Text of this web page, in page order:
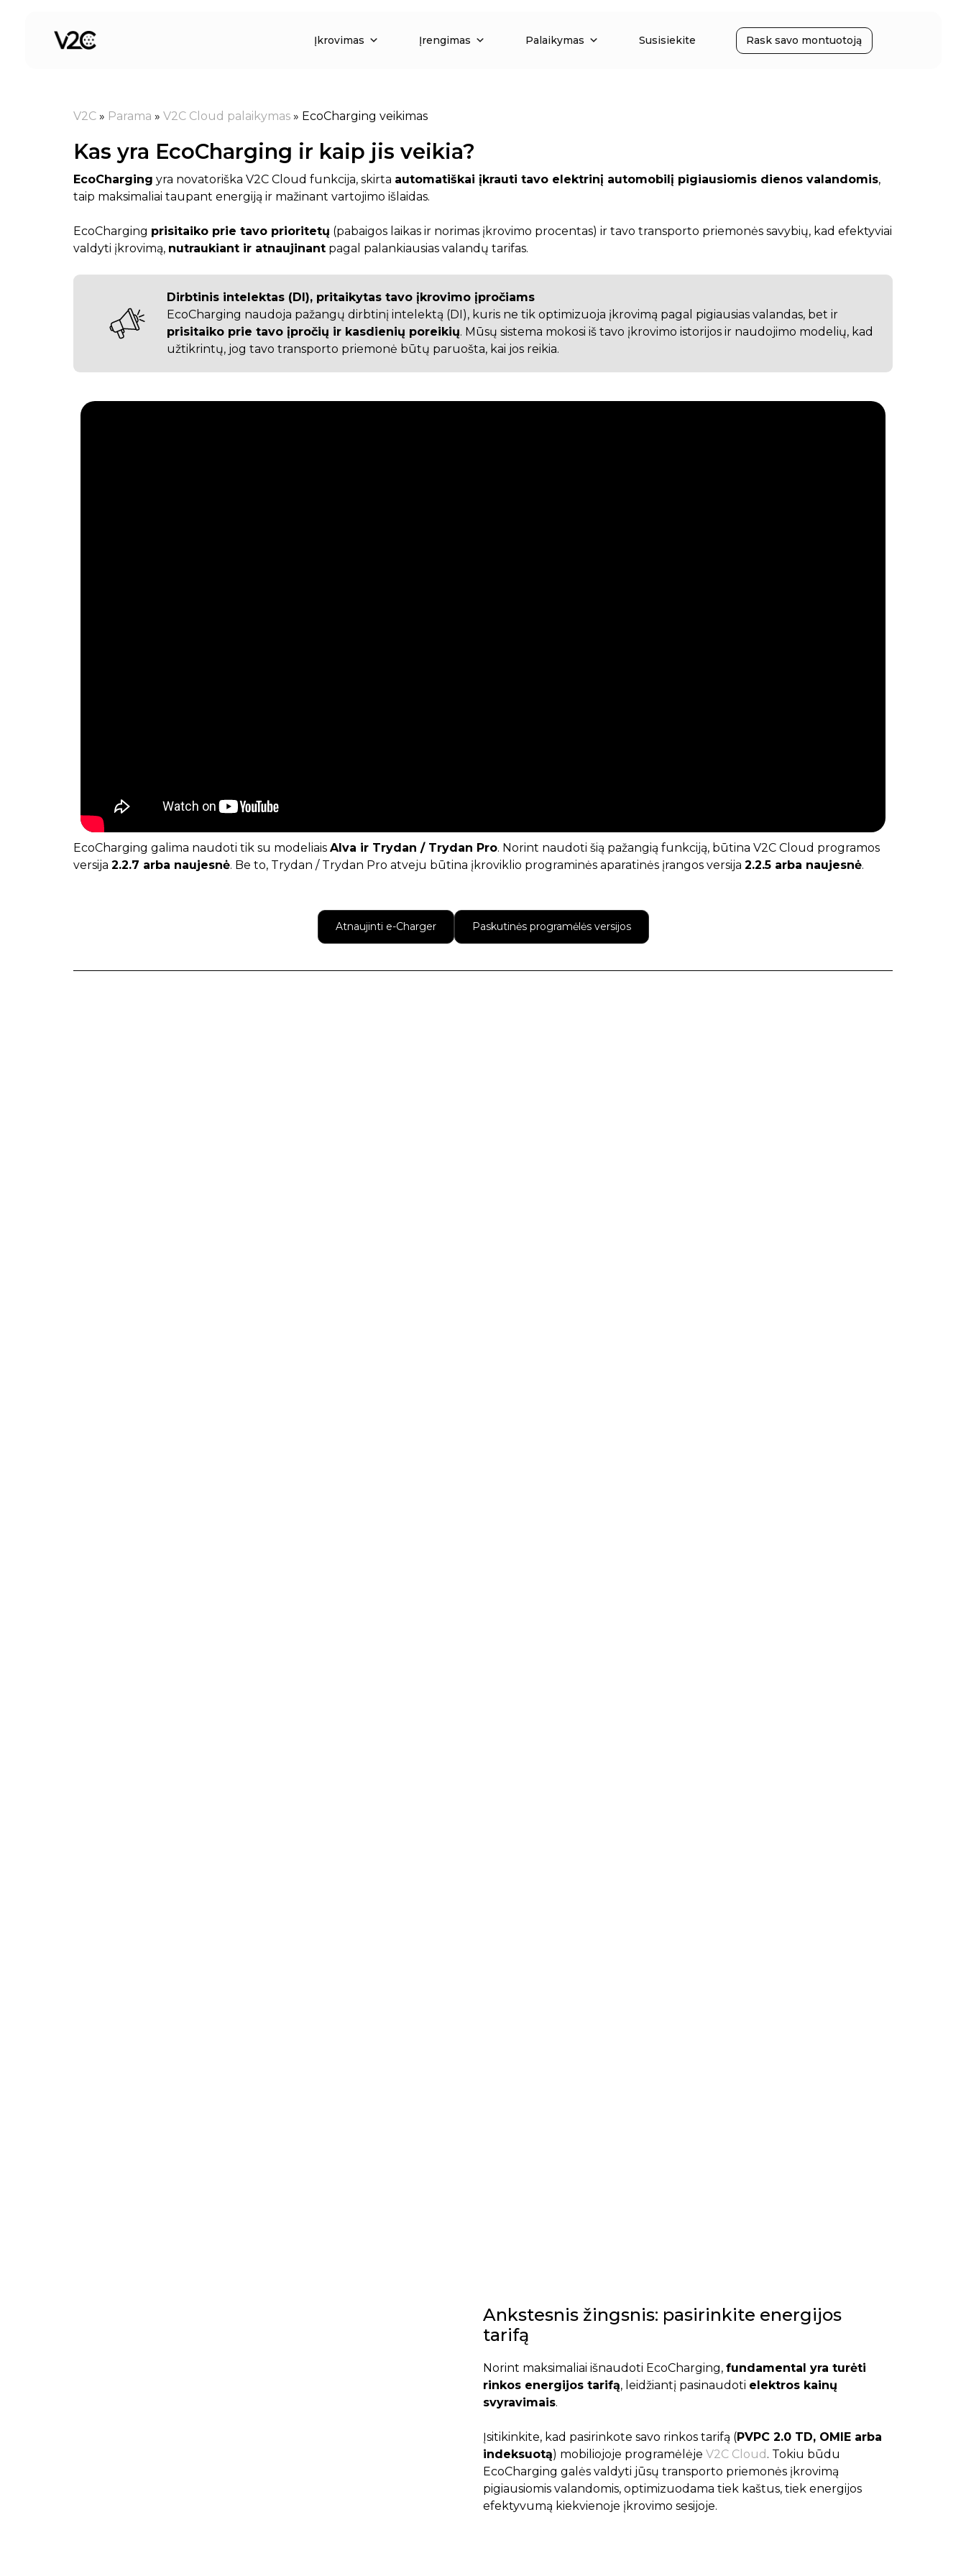
Įkrovimas Įrengimas Palaikymas Susisiekite Rask savo montuotoją
V2C » Parama » V2C Cloud palaikymas » EcoCharging veikimas
Kas yra EcoCharging ir kaip jis veikia?
EcoCharging yra novatoriška V2C Cloud funkcija, skirta automatiškai įkrauti tavo elektrinį automobilį pigiausiomis dienos valandomis,
taip maksimaliai taupant energiją ir mažinant vartojimo išlaidas.
EcoCharging prisitaiko prie tavo prioritetų (pabaigos laikas ir norimas įkrovimo procentas) ir tavo transporto priemonės savybių, kad efektyviai
valdyti įkrovimą, nutraukiant ir atnaujinant pagal palankiausias valandų tarifas.
Dirbtinis intelektas (DI), pritaikytas tavo įkrovimo įpročiams
EcoCharging naudoja pažangų dirbtinį intelektą (DI), kuris ne tik optimizuoja įkrovimą pagal pigiausias valandas, bet ir
prisitaiko prie tavo įpročių ir kasdienių poreikių. Mūsų sistema mokosi iš tavo įkrovimo istorijos ir naudojimo modelių, kad
užtikrintų, jog tavo transporto priemonė būtų paruošta, kai jos reikia.
EcoCharging galima naudoti tik su modeliais Alva ir Trydan / Trydan Pro. Norint naudoti šią pažangią funkciją, būtina V2C Cloud programos
versija 2.2.7 arba naujesnė. Be to, Trydan / Trydan Pro atveju būtina įkroviklio programinės aparatinės įrangos versija 2.2.5 arba naujesnė.
Atnaujinti e-Charger Paskutinės programėlės versijos
Ankstesnis žingsnis: pasirinkite energijos
tarifą
Norint maksimaliai išnaudoti EcoCharging, fundamental yra turėti
rinkos energijos tarifą, leidžiantį pasinaudoti elektros kainų
svyravimais.
Įsitikinkite, kad pasirinkote savo rinkos tarifą (PVPC 2.0 TD, OMIE arba
indeksuotą) mobiliojoje programėlėje V2C Cloud . Tokiu būdu
EcoCharging galės valdyti jūsų transporto priemonės įkrovimą
pigiausiomis valandomis, optimizuodama tiek kaštus, tiek energijos
efektyvumą kiekvienoje įkrovimo sesijoje.